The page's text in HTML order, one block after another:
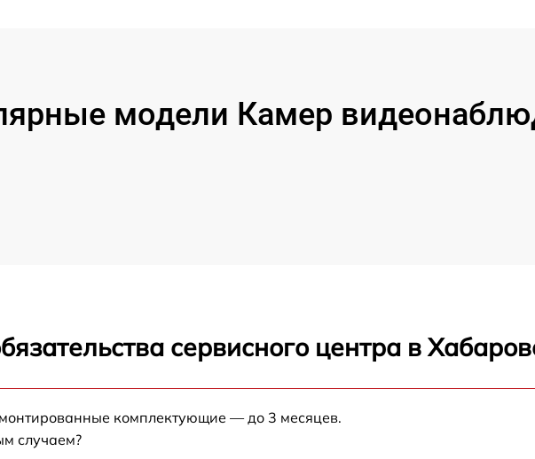
модели Камер
сервисного центра в
комплектующие — до 3 месяцев.
случаем?